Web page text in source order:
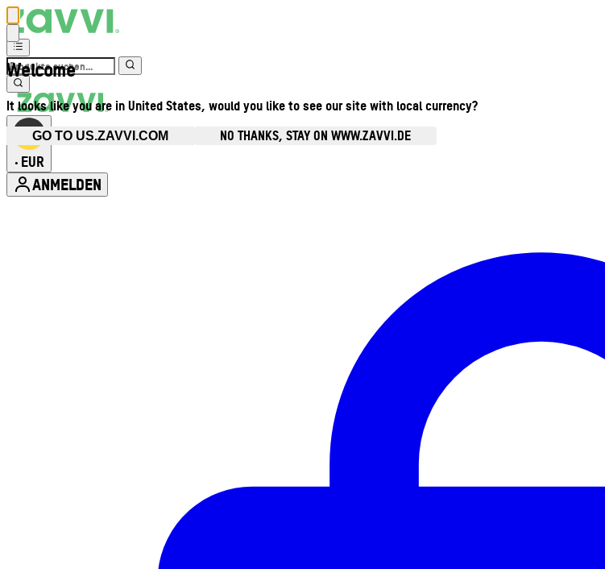
Welcome
It looks like you are in United States, would you like to see our site with local currency?
GO TO US.ZAVVI.COM NO THANKS, STAY ON WWW.ZAVVI.DE
• EUR
ANMELDEN